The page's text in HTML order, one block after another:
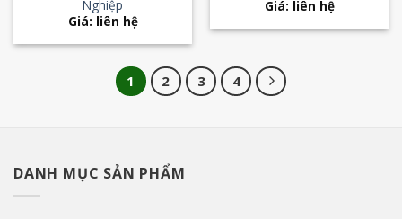
Nghiệp
Giá: liên hệ
Giá: liên hệ
1 2 3 4
DANH MỤC SẢN PHẨM